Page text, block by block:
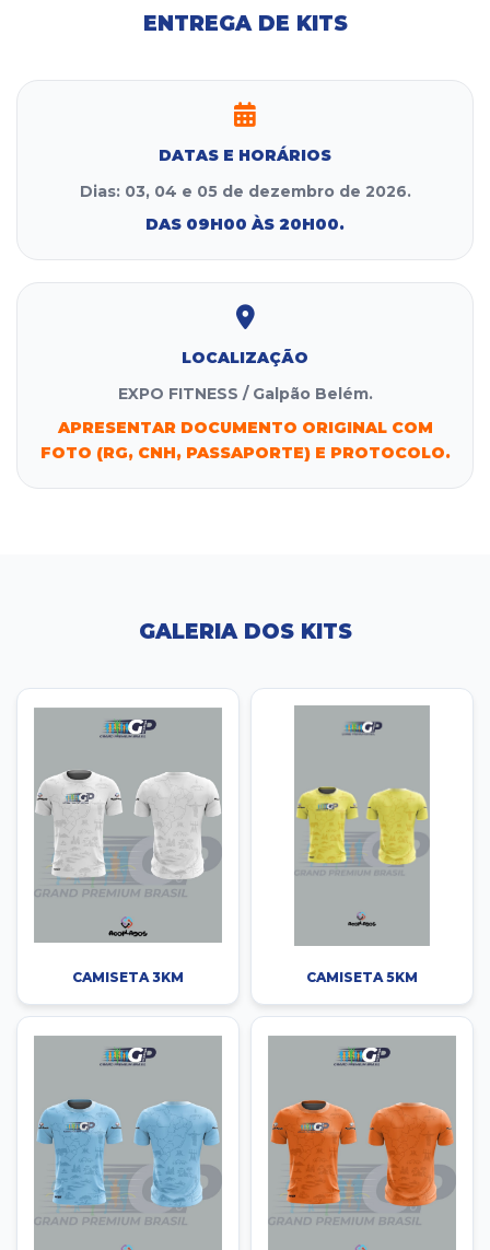
ENTREGA DE KITS
DATAS E HORÁRIOS
Dias: 03, 04 e 05 de dezembro de 2026.
DAS 09H00 ÀS 20H00.
LOCALIZAÇÃO
EXPO FITNESS / Galpão Belém.
APRESENTAR DOCUMENTO ORIGINAL COM
FOTO (RG, CNH, PASSAPORTE) E PROTOCOLO.
GALERIA DOS KITS
CAMISETA 3KM CAMISETA 5KM